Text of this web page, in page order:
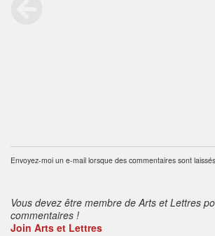
Envoyez-moi un e-mail lorsque des commentaires sont
Vous devez être membre de Arts et Lettres
commentaires !
Join Arts et Lettres